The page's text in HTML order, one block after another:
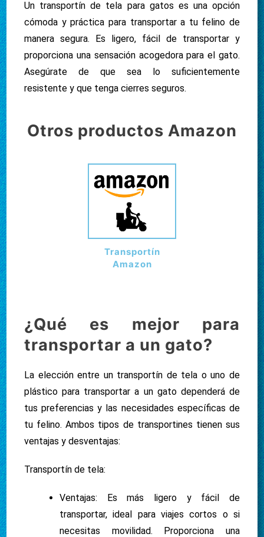
Un transportín de tela para gatos es una opción
cómoda y práctica para transportar a tu felino de
manera segura. Es ligero, fácil de transportar y
proporciona una sensación acogedora para el gato.
Asegúrate de que sea lo suficientemente
resistente y que tenga cierres seguros.
Otros productos Amazon
Transportín
Amazon
¿Qué es mejor para
transportar a un gato?
La elección entre un transportín de tela o uno de
plástico para transportar a un gato dependerá de
tus preferencias y las necesidades específicas de
tu felino. Ambos tipos de transportines tienen sus
ventajas y desventajas:
Transportín de tela:
Ventajas: Es más ligero y fácil de
transportar, ideal para viajes cortos o si
necesitas movilidad. Proporciona una